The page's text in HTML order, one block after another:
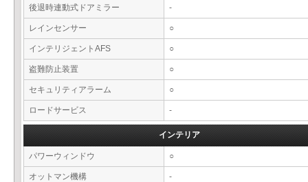
後退時連動式ドアミラー -
レインセンサー ○
インテリジェントAFS ○
盗難防止装置 ○
セキュリティアラーム ○
ロードサービス -
インテリア
パワーウィンドウ ○
オットマン機構 -